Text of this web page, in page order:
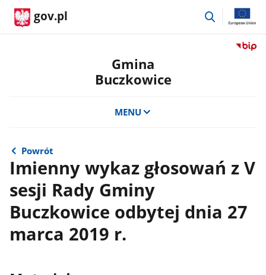
gov.pl
przejdź
Przejdź
Gmina
Buczkowice
MENU
Powrót
Imienny wykaz głosowań z V
sesji Rady Gminy
Buczkowice odbytej dnia 27
marca 2019 r.